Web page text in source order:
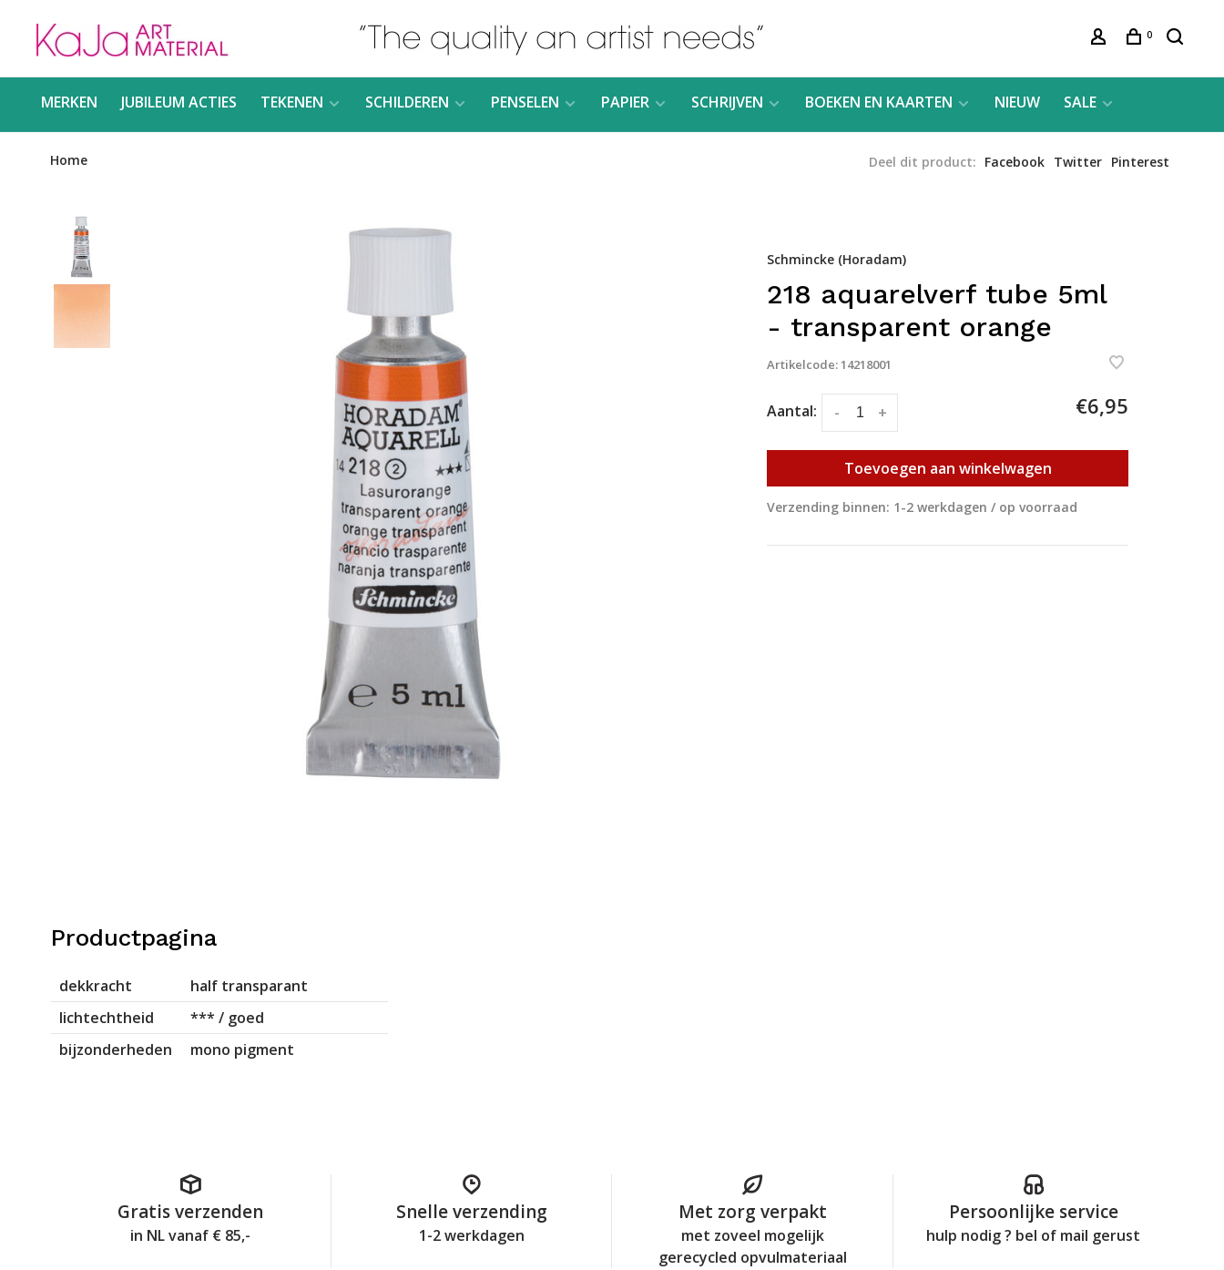
0
MERKEN JUBILEUM ACTIES TEKENEN SCHILDEREN PENSELEN PAPIER SCHRIJVEN BOEKEN EN KAARTEN NIEUW SALE
Home Deel dit product: Facebook Twitter Pinterest
Schmincke (Horadam)
218 aquarelverf tube 5ml
- transparent orange
Artikelcode:14218001
Aantal: +
- €6,95
Toevoegen aan winkelwagen
Verzending binnen: 1-2 werkdagen / op voorraad
Productpagina
dekkracht
half transparant
lichtechtheid
*** / goed
bijzonderheden
mono pigment
Gratis verzenden
in NL vanaf € 85,-
Snelle verzending
1-2 werkdagen
Met zorg verpakt
met zoveel mogelijk
gerecycled opvulmateriaal
Persoonlijke service
hulp nodig ? bel of mail gerust